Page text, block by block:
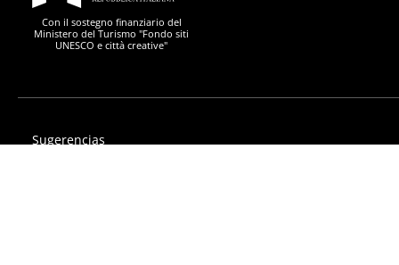
Con il sostegno finanziario del
Ministero del Turismo "Fondo siti
UNESCO e città creative"
Sugerencias